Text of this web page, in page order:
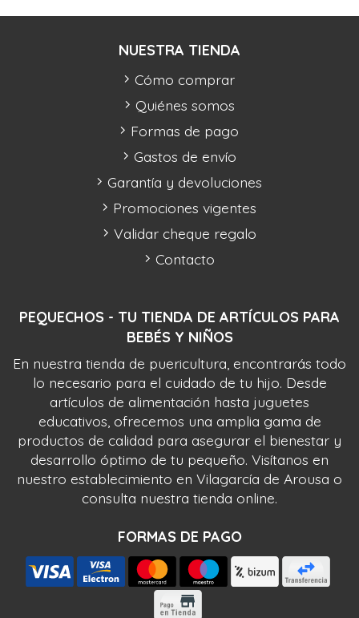
PEQUECHOS - TU TIENDA DE ARTÍCULOS PARA
BEBÉS Y NIÑOS
En nuestra tienda de puericultura, encontrarás todo
lo necesario para el cuidado de tu hijo. Desde
artículos de alimentación hasta juguetes
educativos, ofrecemos una amplia gama de
productos de calidad para asegurar el bienestar y
desarrollo óptimo de tu pequeño. Visítanos en
nuestro establecimiento en Vilagarcía de Arousa o
consulta nuestra tienda online.
FORMAS DE PAGO
NUESTRA TIENDA
Cómo comprar
Quiénes somos
Formas de pago
Gastos de envío
Garantía y devoluciones
Promociones vigentes
Validar cheque regalo
Contacto